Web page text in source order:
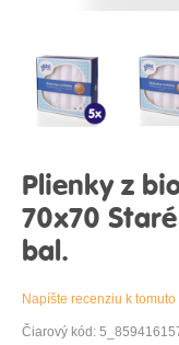
Plienky z
70x70
bal.
Napíšte recenziu k
Čiarový kód: